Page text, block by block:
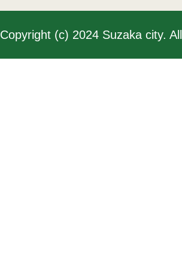
Copyright (c) 2024 Suzaka city.